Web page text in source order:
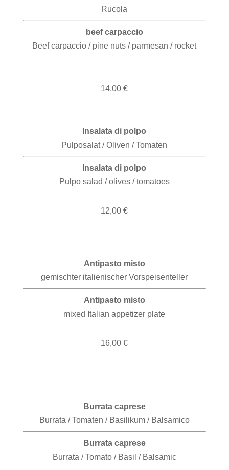
Rucola
beef carpaccio
Beef carpaccio / pine nuts / parmesan / rocket
14,00 €
Insalata di polpo
Pulposalat / Oliven / Tomaten
Insalata di polpo
Pulpo salad / olives / tomatoes
12,00 €
Antipasto misto
gemischter italienischer Vorspeisenteller
Antipasto misto
mixed Italian appetizer plate
16,00 €
Burrata caprese
Burrata / Tomaten / Basilikum / Balsamico
Burrata caprese
Burrata / Tomato / Basil / Balsamic